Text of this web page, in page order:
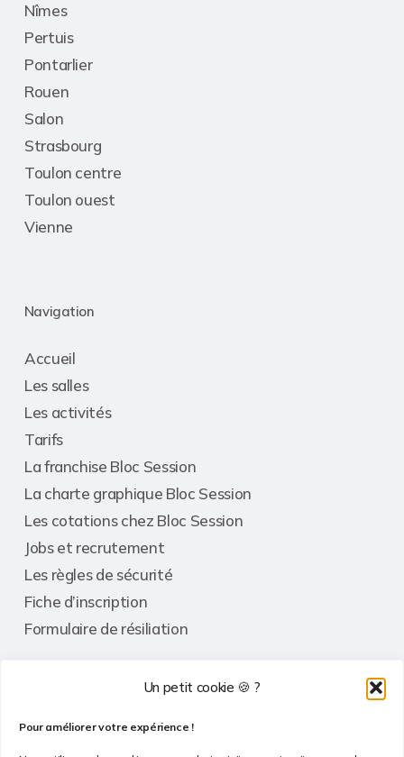
Un petit cookie 🍪 ?
Pour améliorer votre expérience !
Nîmes
Pertuis
Pontarlier
Rouen
Salon
Strasbourg
Toulon centre
Toulon ouest
Vienne
Navigation
Accueil
Les salles
Les activités
Tarifs
La franchise Bloc Session
La charte graphique Bloc Session
Les cotations chez Bloc Session
Jobs et recrutement
Les règles de sécurité
Fiche d’inscription
Formulaire de résiliation